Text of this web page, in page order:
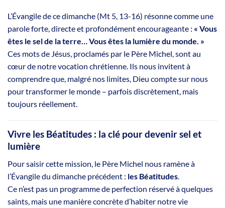
L’Évangile de ce dimanche (Mt 5, 13-16) résonne comme une
parole forte, directe et profondément encourageante : « Vous
êtes le sel de la terre… Vous êtes la lumière du monde. »
Ces mots de Jésus, proclamés par le Père Michel, sont au
cœur de notre vocation chrétienne. Ils nous invitent à
comprendre que, malgré nos limites, Dieu compte sur nous
pour transformer le monde – parfois discrètement, mais
toujours réellement.
Vivre les Béatitudes : la clé pour devenir sel et
lumière
Pour saisir cette mission, le Père Michel nous ramène à
l’Évangile du dimanche précédent : les Béatitudes.
Ce n’est pas un programme de perfection réservé à quelques
saints, mais une manière concrète d’habiter notre vie